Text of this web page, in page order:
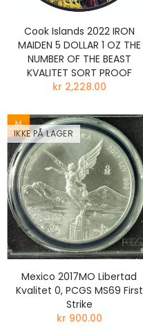
Cook Islands 2022 IRON
MAIDEN 5 DOLLAR 1 OZ THE
NUMBER OF THE BEAST
KVALITET SORT PROOF
kr 2,228.00
IKKE PÅ LAGER
Mexico 2017MO Libertad
Kvalitet 0, PCGS MS69 First
Strike
kr 900.00